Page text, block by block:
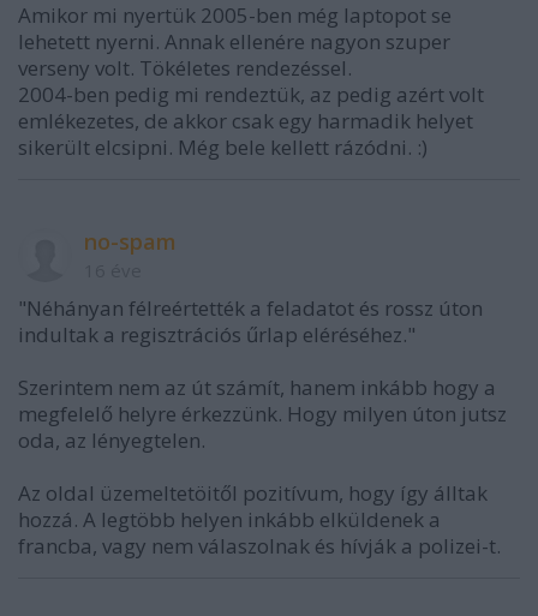
Amikor mi nyertük 2005-ben még laptopot se
lehetett nyerni. Annak ellenére nagyon szuper
verseny volt. Tökéletes rendezéssel.
2004-ben pedig mi rendeztük, az pedig azért volt
emlékezetes, de akkor csak egy harmadik helyet
sikerült elcsipni. Még bele kellett rázódni. :)
no-spam
"Néhányan félreértették a feladatot és rossz úton
indultak a regisztrációs űrlap eléréséhez."
Szerintem nem az út számít, hanem inkább hogy a
megfelelő helyre érkezzünk. Hogy milyen úton jutsz
oda, az lényegtelen.
Az oldal üzemeltetöitől pozitívum, hogy így álltak
hozzá. A legtöbb helyen inkább elküldenek a
francba, vagy nem válaszolnak és hívják a polizei-t.